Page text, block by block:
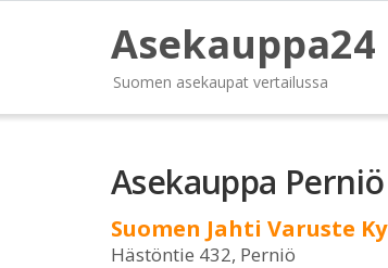
Asekauppa24
Suomen asekaupat vertailussa
Asekauppa Perniö
Suomen Jahti Varuste Ky
Hästöntie 432, Perniö